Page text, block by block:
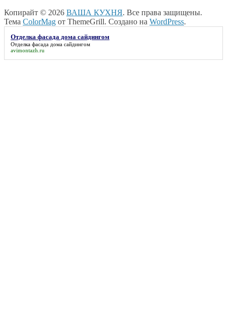
Копирайт © 2026 ВАША КУХНЯ. Все права защищены.
Тема ColorMag от ThemeGrill. Создано на WordPress.
Отделка фасада дома сайдингом
Отделка фасада дома сайдингом
avimontazh.ru